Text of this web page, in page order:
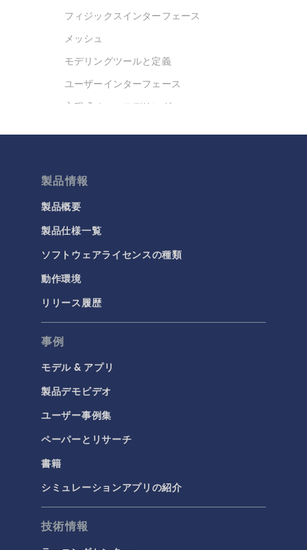
フィジックスインターフェース
メッシュ
モデリングツールと定義
ユーザーインターフェース
方程式ベースモデリング
結果と可視化
今日の科学
化学
バッテリデザイン
化学反応工学
燃料電池＆電解槽
腐食＆防食
構造と音響
MEMSと圧電デバイス
材料モデル
構造ダイナミクス
音響と振動
マイクロフルイディクス
製品情報
製品概要
製品仕様一覧
ソフトウェアライセンスの種類
動作環境
リリース履歴
事例
モデル & アプリ
製品デモビデオ
ユーザー事例集
ペーパーとリサーチ
書籍
シミュレーションアプリの紹介
技術情報